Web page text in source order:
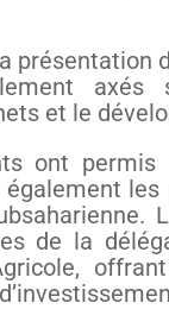
axés
et le
ont permis
les
de la